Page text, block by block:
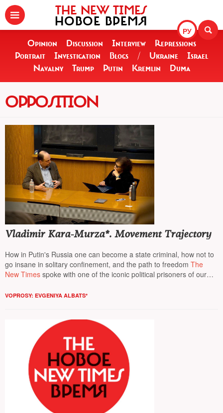
РУ
THE NEW TIMES
НОВОЕ ВРЕМЯ
Opinion Discussion Interview
Repressions
Portrait
Investigation Blogs / Ukraine
Israel
Navalny
Trump Putin Kremlin Duma
OPPOSITION
Vladimir Kara-Murza*. Movement Trajectory
How in Putin's Russia one can become a state criminal, how not to
go insane in solitary confinement, and the path to freedom The
New Times spoke with one of the iconic political prisoners of our
VOPROSY: EVGENIYA ALBATS*